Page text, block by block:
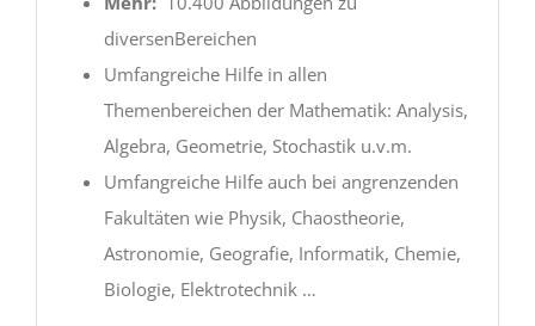
diversenBereichen
Umfangreiche Hilfe in allen
Themenbereichen der Mathematik: Analysis,
Algebra, Geometrie, Stochastik u.v.m.
Umfangreiche Hilfe auch bei angrenzenden
Fakultäten wie Physik, Chaostheorie,
Astronomie, Geografie, Informatik, Chemie,
Biologie, Elektrotechnik …